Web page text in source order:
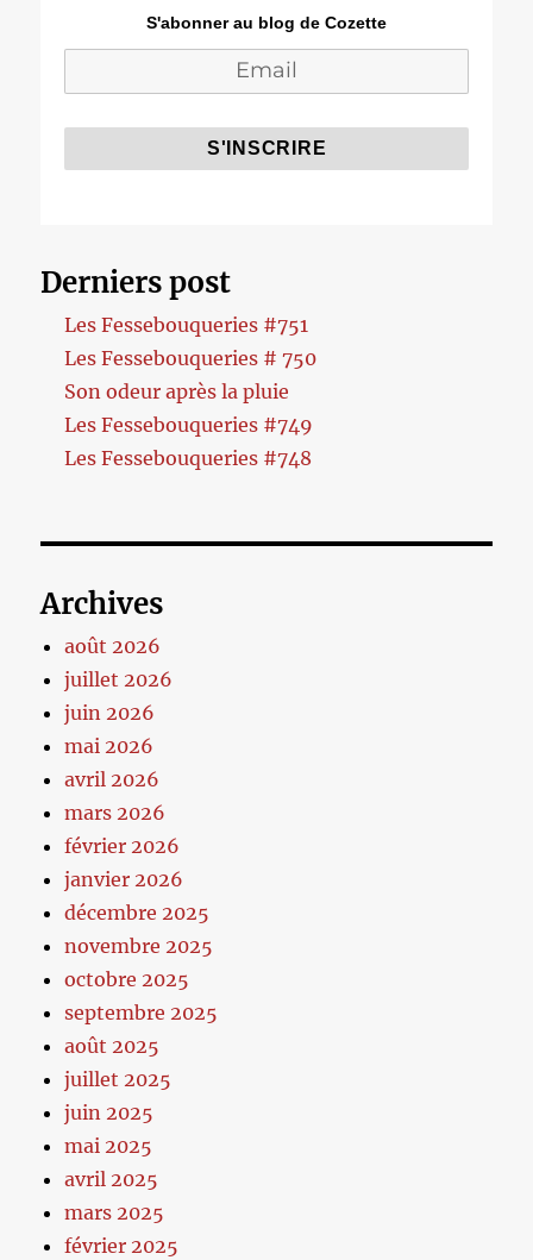
S'abonner au blog de Cozette
Derniers post
Les Fessebouqueries #751
Les Fessebouqueries # 750
Son odeur après la pluie
Les Fessebouqueries #749
Les Fessebouqueries #748
Archives
août 2026
juillet 2026
juin 2026
mai 2026
avril 2026
mars 2026
février 2026
janvier 2026
décembre 2025
novembre 2025
octobre 2025
septembre 2025
août 2025
juillet 2025
juin 2025
mai 2025
avril 2025
mars 2025
février 2025